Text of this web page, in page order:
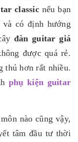
classicnếu bạn
có định hướng
đàn guitar giá
được quá rẻ.
thú hơn rất nhiều.
phụ kiện guitar
nào cũng vậy,
tâm đầu tư thời